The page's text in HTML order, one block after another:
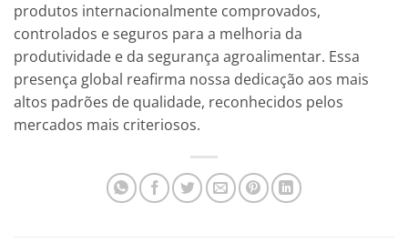
produtos internacionalmente comprovados,
controlados e seguros para a melhoria da
produtividade e da segurança agroalimentar. Essa
presença global reafirma nossa dedicação aos mais
altos padrões de qualidade, reconhecidos pelos
mercados mais criteriosos.